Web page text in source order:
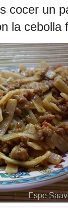
cocer un
la